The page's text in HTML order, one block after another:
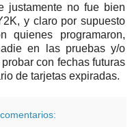
justamente no fue bien
y claro por supuesto
quienes programaron,
en las pruebas y/o
con fechas futuras
de tarjetas expiradas.